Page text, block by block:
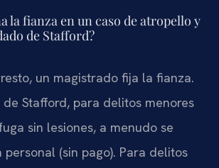
la fianza en un caso de atropello y
de Stafford?
un magistrado fija la fianza.
Stafford, para delitos menores
sin lesiones, a menudo se
(sin pago). Para delitos